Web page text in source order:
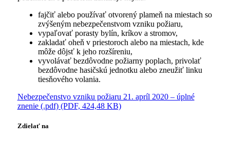
fajčiť alebo používať otvorený plameň na miestach so
zvýšeným nebezpečenstvom vzniku požiaru,
vypaľovať porasty bylín, kríkov a stromov,
zakladať oheň v priestoroch alebo na miestach, kde
môže dôjsť k jeho rozšíreniu,
vyvolávať bezdôvodne požiarny poplach, privolať
bezdôvodne hasičskú jednotku alebo zneužiť linku
tiesňového volania.
Nebezpečenstvo vzniku požiaru 21. apríl 2020 – úplné
znenie (.pdf) (PDF, 424,48 KB)
Zdielať na